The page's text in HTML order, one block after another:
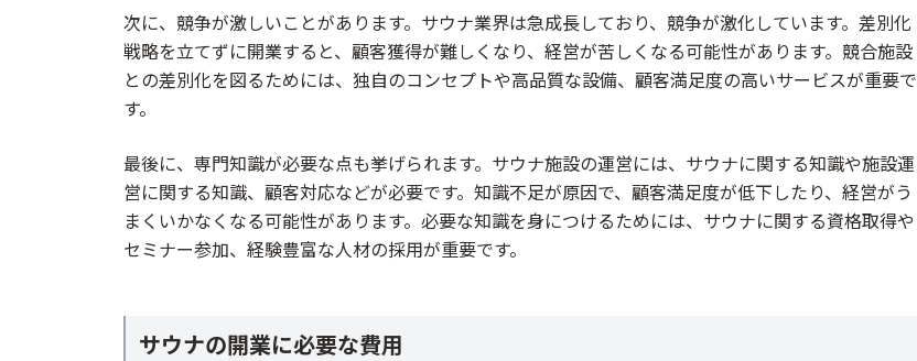
次に、競争が激しいことがあります。サウナ業界は急成長しており、競争が激化しています。差別化
戦略を立てずに開業すると、顧客獲得が難しくなり、経営が苦しくなる可能性があります。競合施設
との差別化を図るためには、独自のコンセプトや高品質な設備、顧客満足度の高いサービスが重要で
す。
最後に、専門知識が必要な点も挙げられます。サウナ施設の運営には、サウナに関する知識や施設運
営に関する知識、顧客対応などが必要です。知識不足が原因で、顧客満足度が低下したり、経営がう
まくいかなくなる可能性があります。必要な知識を身につけるためには、サウナに関する資格取得や
セミナー参加、経験豊富な人材の採用が重要です。
サウナの開業に必要な費用